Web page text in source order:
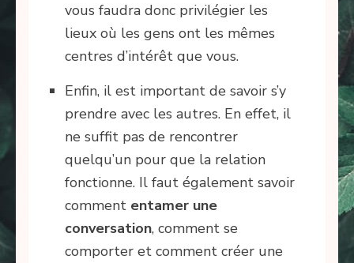
vous faudra donc privilégier les
lieux où les gens ont les mêmes
centres d’intérêt que vous.
Enfin, il est important de savoir s’y
prendre avec les autres. En effet, il
ne suffit pas de rencontrer
quelqu’un pour que la relation
fonctionne. Il faut également savoir
comment entamer une
conversation, comment se
comporter et comment créer une